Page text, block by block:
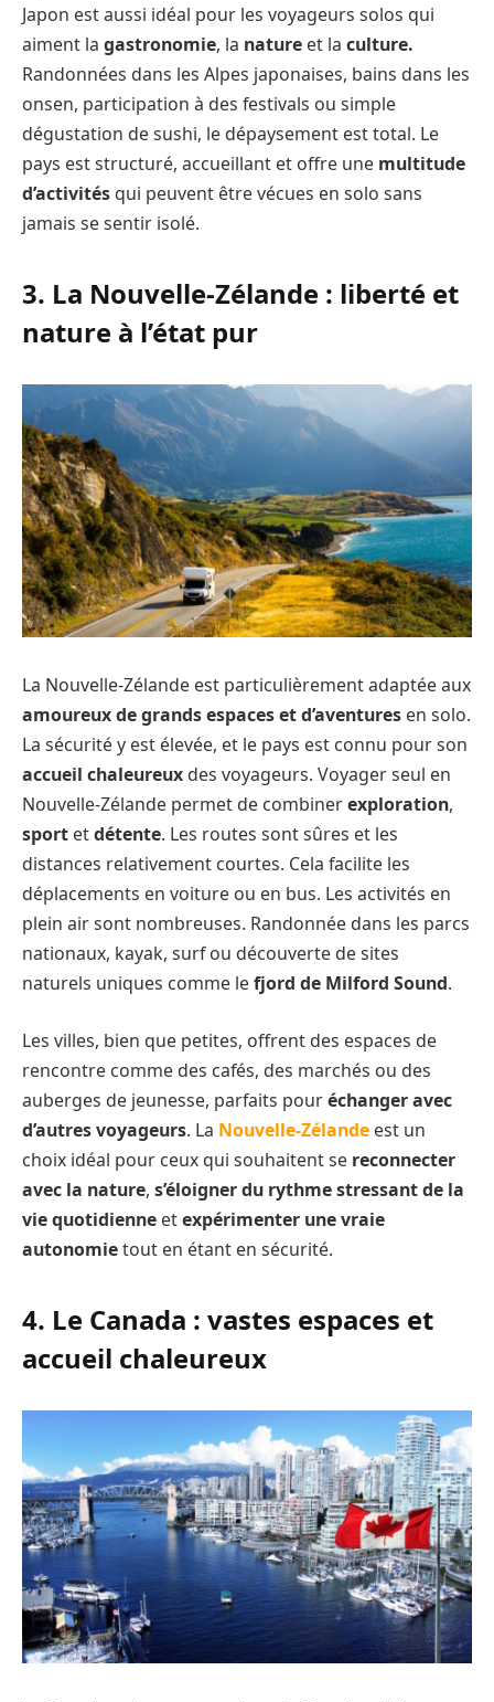
Japon est aussi idéal pour les voyageurs solos qui
aiment la gastronomie, la nature et la culture.
Randonnées dans les Alpes japonaises, bains dans les
onsen, participation à des festivals ou simple
dégustation de sushi, le dépaysement est total. Le
pays est structuré, accueillant et offre une multitude
d’activités qui peuvent être vécues en solo sans
jamais se sentir isolé.
3. La Nouvelle-Zélande : liberté et
nature à l’état pur
La Nouvelle-Zélande est particulièrement adaptée aux
amoureux de grands espaces et d’aventures en solo.
La sécurité y est élevée, et le pays est connu pour son
accueil chaleureux des voyageurs. Voyager seul en
Nouvelle-Zélande permet de combinerexploration,
sport etdétente. Les routes sont sûres et les
distances relativement courtes. Cela facilite les
déplacements en voiture ou en bus. Les activités en
plein air sont nombreuses. Randonnée dans les parcs
nationaux, kayak, surf ou découverte de sites
naturels uniques comme lefjord de Milford Sound.
Les villes, bien que petites, offrent des espaces de
rencontre comme des cafés, des marchés ou des
auberges de jeunesse, parfaits pouréchanger avec
d’autres voyageurs. La Nouvelle-Zélande est un
choix idéal pour ceux qui souhaitent se reconnecter
avec la nature, s’éloigner du rythme stressant de la
vie quotidienne etexpérimenter une vraie
autonomietout en étant en sécurité.
4. Le Canada : vastes espaces et
accueil chaleureux